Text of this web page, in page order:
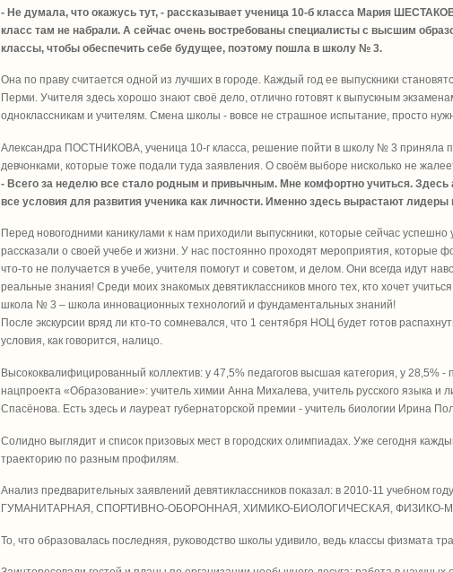
- Не думала, что окажусь тут, - рассказывает ученица 10-б класса Мария
класс там не набрали. А сейчас очень востребованы специалисты с высшим
классы, чтобы обеспечить себе будущее, поэтому пошла в школу № 3.
Она по праву считается одной из лучших в городе. Каждый год ее выпускники
Перми. Учителя здесь хорошо знают своё дело, отлично готовят к выпускным
одноклассникам и учителям. Смена школы - вовсе не страшное испытание, просто
Александра ПОСТНИКОВА, ученица 10-г класса, решение пойти в школу № 3 приняла
девчонками, которые тоже подали туда заявления. О своём выборе нисколько не
- Всего за неделю все стало родным и привычным. Мне комфортно учиться.
все условия для развития ученика как личности. Именно здесь вырастают лидеры
Перед новогодними каникулами к нам приходили выпускники, которые сейчас
рассказали о своей учебе и жизни. У нас постоянно проходят мероприятия, которые
что-то не получается в учебе, учителя помогут и советом, и делом. Они всегда идут
реальные знания! Среди моих знакомых девятиклассников много тех, кто хочет
школа № 3 – школа инновационных технологий и фундаментальных знаний!
После экскурсии вряд ли кто-то сомневался, что 1 сентября НОЦ будет готов
условия, как говорится, налицо.
Высококвалифицированный коллектив: у 47,5% педагогов высшая категория, у 28,5%
нацпроекта «Образование»: учитель химии Анна Михалева, учитель русского языка
Спасёнова. Есть здесь и лауреат губернаторской премии - учитель биологии Ирина
Солидно выглядит и список призовых мест в городских олимпиадах. Уже сегодня
траекторию по разным профилям.
Анализ предварительных заявлений девятиклассников показал: в 2010-11
ГУМАНИТАРНАЯ, СПОРТИВНО-ОБОРОННАЯ, ХИМИКО-БИОЛОГИЧЕСКАЯ, ФИЗИКО-
То, что образовалась последняя, руководство школы удивило, ведь классы физмата